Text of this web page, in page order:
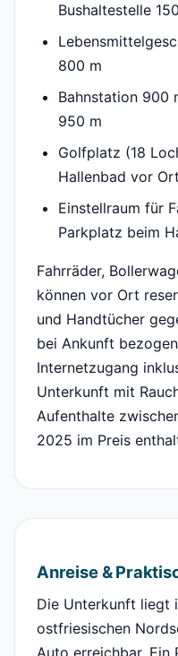
Bushaltestelle
800 m
Bahnstation 900
950 m
Golfplatz (18
Hallenbad vor Ort
Einstellraum für
Parkplatz beim
Fahrräder,
können vor Ort
und Handtücher
bei Ankunft
Internetzugang
Unterkunft mit
Aufenthalte
2025 im Preis
Anreise &
Die Unterkunft liegt
ostfriesischen